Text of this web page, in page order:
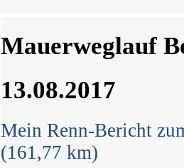
Mauerweglauf
13.08.2017
Mein Renn-Bericht
(161,77 km)